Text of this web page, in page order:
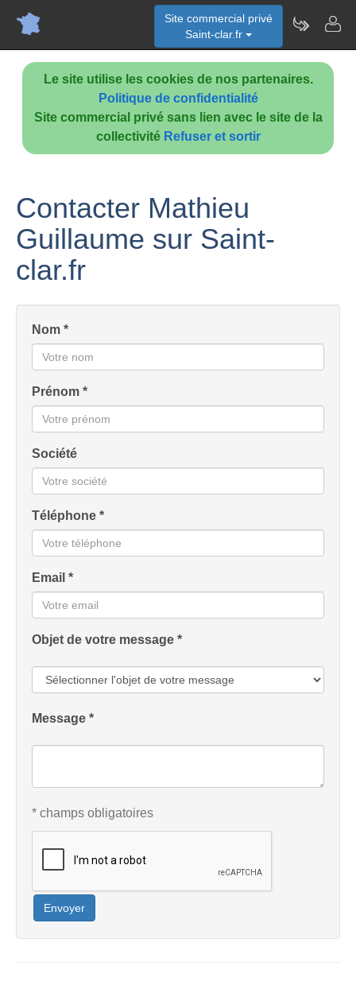
Le site utilise les cookies de nos partenaires.
Politique de confidentialité
Site commercial privé sans lien avec le site de la
collectivité Refuser et sortir
Site commercial privé
Saint-clar.fr
Contacter Mathieu
Guillaume sur Saint-
clar.fr
Nom *
Prénom *
Société
Téléphone *
Email *
Objet de votre message *
Message *
* champs obligatoires
Envoyer